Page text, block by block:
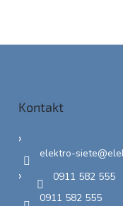
Kontakt
elektro-siete@
0911 582 555
0911 582 555